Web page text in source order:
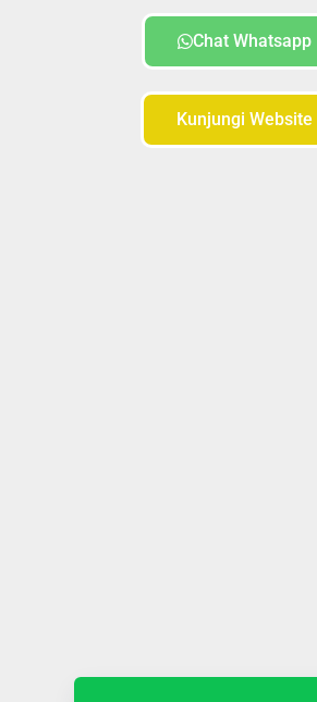
Chat Whatsapp
Kunjungi Website